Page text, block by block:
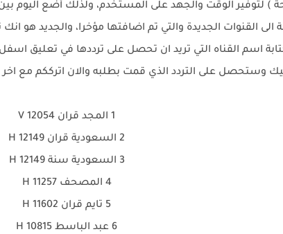
الى القنوات الجديدة والتي تم اضافتها مؤخرا، والجديد
اسم القناه التي تريد ان تحصل على ترددها في تعليق
وستحصل على التردد الذي قمت بطلبه والان اترككم مع اخر
1 المجد قران 12054 V
2 السعودية قران 12149 H
3 السعودية سنة 12149 H
4 المصحف 11257 H
5 تايم قران 11602 H
6 عبد الباسط 10815 H